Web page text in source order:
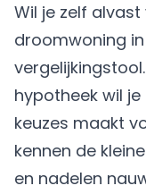
Wil je zelf
droomwoning
hypotheek wil
keuzes maakt
kennen de
en nadelen